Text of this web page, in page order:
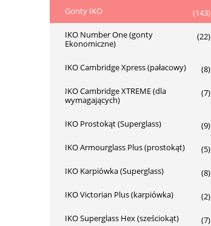
Gonty IKO (143)
IKO Number One (gonty
Ekonomiczne)
(22)
IKO Cambridge Xpress (pałacowy) (8)
IKO Cambridge XTREME (dla
wymagających)
(7)
IKO Prostokąt (Superglass) (9)
IKO Armourglass Plus (prostokąt) (5)
IKO Karpiówka (Superglass) (8)
IKO Victorian Plus (karpiówka) (2)
IKO Superglass Hex (sześciokąt) (7)